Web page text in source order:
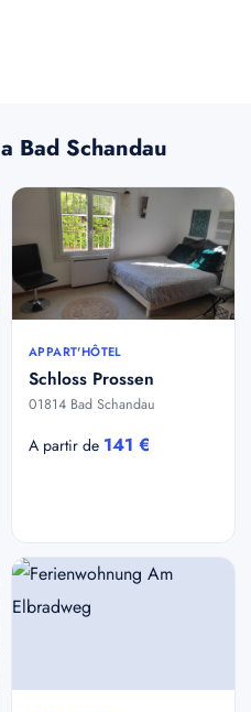
Bad Schandau
APPART'HÔTEL
Schloss Prossen
01814 Bad Schandau
A partir de 141 €